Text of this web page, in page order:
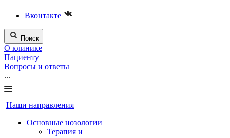
Вконтакте
Поиск
О клинике
Пациенту
Вопросы и ответы
...
Наши направления
Основные нозологии
Терапия и